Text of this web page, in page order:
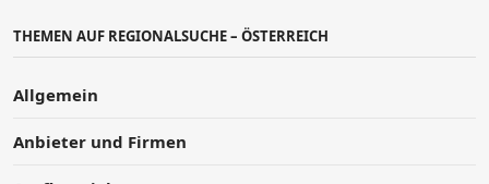
THEMEN AUF REGIONALSUCHE – ÖSTERREICH
Allgemein
Anbieter und Firmen